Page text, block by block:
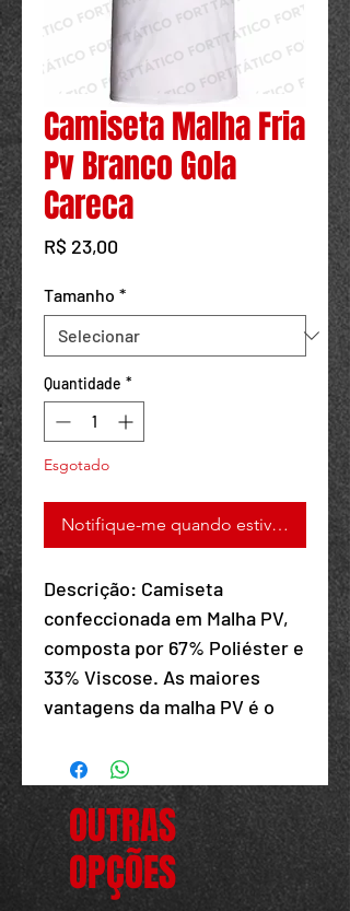
Camiseta Malha Fria
Pv Branco Gola
Careca
R$ 23,00
Tamanho *
Quantidade *
Esgotado
Notifique-me quando estiver
Descrição: Camiseta
confeccionada em Malha PV,
composta por 67% Poliéster e
33% Viscose. As maiores
vantagens da malha PV é o
agradáveis no clima frio e o
fato de não ser necessário
passa-las após a lavagem.
OUTRAS
OPÇÕES
Powered by
InnoTech Apps
Your 14 days trial has
expired.
The trial's over, but the show must go
on! 🎬 Upgrade now to keep your web
masterpiece in the spotlight.